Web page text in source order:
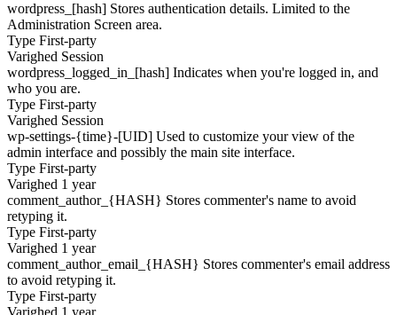
wordpress_[hash] Stores authentication details. Limited to the
Administration Screen area.
Type First-party
Varighed Session
wordpress_logged_in_[hash] Indicates when you're logged in, and
who you are.
Type First-party
Varighed Session
wp-settings-{time}-[UID] Used to customize your view of the
admin interface and possibly the main site interface.
Type First-party
Varighed 1 year
comment_author_{HASH} Stores commenter's name to avoid
retyping it.
Type First-party
Varighed 1 year
comment_author_email_{HASH} Stores commenter's email address
to avoid retyping it.
Type First-party
Varighed 1 year